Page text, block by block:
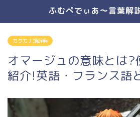
ふむぺでぃあ～言葉解
カタカナ語辞典
オマージュの意味とは?
紹介!英語・フランス語